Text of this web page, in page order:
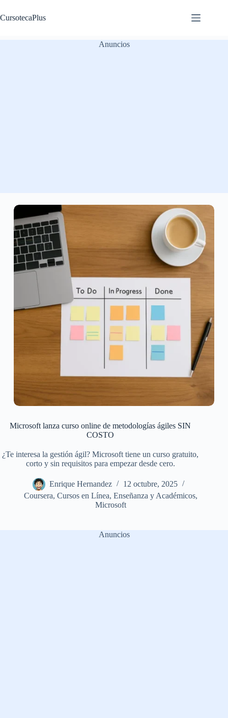
al
contenido
CursotecaPlus
Anuncios
Microsoft lanza curso online de metodologías ágiles SIN
COSTO
¿Te interesa la gestión ágil? Microsoft tiene un curso gratuito,
corto y sin requisitos para empezar desde cero.
Enrique Hernandez
12 octubre, 2025
Coursera, Cursos en Línea, Enseñanza y Académicos,
Microsoft
Anuncios